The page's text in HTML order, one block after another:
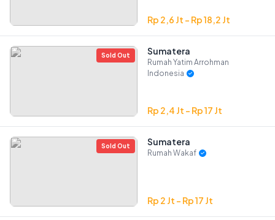
Rp 2,6 Jt - Rp 18,2 Jt
Sold Out Sumatera
Rumah Yatim Arrohman
Indonesia
Rp 2,4 Jt - Rp 17 Jt
Qurban Rumah Yatim Arrohman Indonesia - Sumatera
Sold Out Sumatera
Rumah Wakaf
Rp 2 Jt - Rp 17 Jt
Qurban Rumah Wakaf - Sumatera